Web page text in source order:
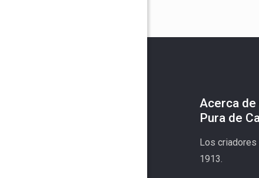
Acerca
Pura de
Los
1913.